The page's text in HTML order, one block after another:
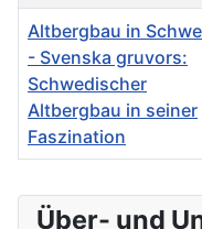
Altbergbau in
- Svenska gruvors:
Schwedischer
Altbergbau in seiner
Faszination
Über- und